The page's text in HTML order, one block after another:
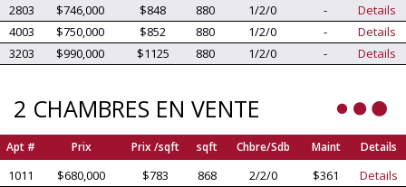
2803
$746,000 $848 880 1/2/0 -
Details
4003
$750,000 $852 880 1/2/0 -
Details
3203
$990,000 $1125 880 1/2/0 - Details
2 CHAMBRES EN VENTE
Apt # Prix Prix /sqft sqft Chbre/Sdb Maint Details
1011 $680,000 $783 868 2/2/0 $361
Details